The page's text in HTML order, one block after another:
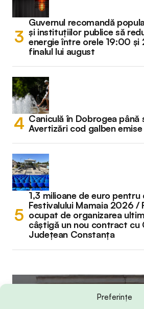
Preferințe
Guvernul recomandă
și instituțiilor publice să
energie între orele 19:00 și
finalul lui august
Caniculă în Dobrogea până
Avertizări cod galben
1,3 milioane de euro pentru
Festivalului Mamaia 2026 /
ocupat de organizarea
câștigă un nou contract cu
Județean Constanța